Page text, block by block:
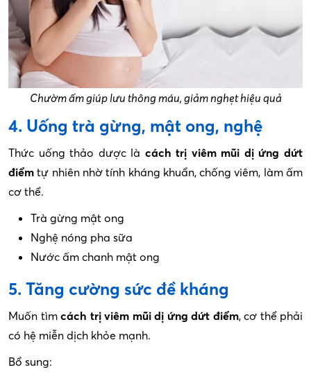
Chườm ấm giúp lưu thông máu, giảm nghẹt hiệu quả
4. Uống trà gừng, mật ong, nghệ
Thức uống thảo dược là cách trị viêm mũi dị ứng dứt
điểm tự nhiên nhờ tính kháng khuẩn, chống viêm, làm ấm
cơ thể.
Trà gừng mật ong
Nghệ nóng pha sữa
Nước ấm chanh mật ong
5. Tăng cường sức đề kháng
Muốn tìm cách trị viêm mũi dị ứng dứt điểm, cơ thể phải
có hệ miễn dịch khỏe mạnh.
Bổ sung: